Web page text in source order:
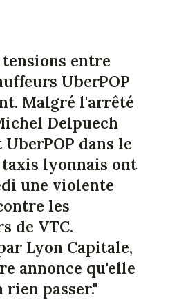
tensions entre
UberPOP
Malgré l'arrêté
Delpuech
dans le
taxis lyonnais ont
une violente
les
de VTC.
Lyon Capitale,
annonce qu'elle
rien passer."